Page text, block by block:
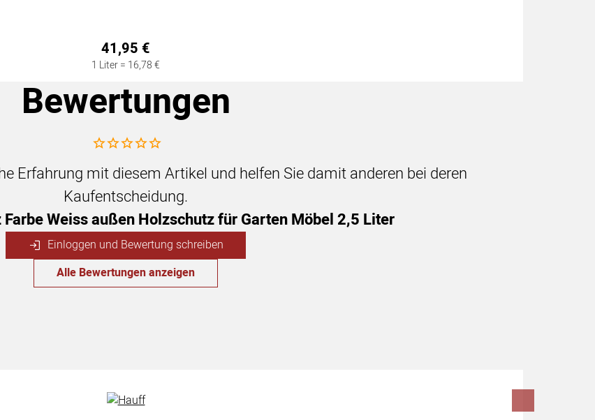
41,95 €
1 Liter = 16,78€
Bewertungen
Noch keine Bewertungen abgegeben
Erfahrung mit diesem Artikel und helfen Sie damit anderen bei deren
Kaufentscheidung.
Weiss außen Holzschutz für Garten Möbel 2,5 Liter
Einloggen und Bewertung schreiben
Alle Bewertungen anzeigen